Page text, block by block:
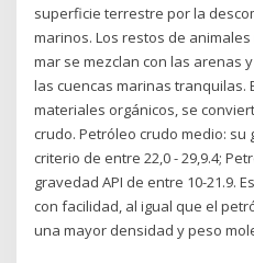
superficie terrestre por la
marinos. Los restos de
mar se mezclan con las arenas
las cuencas marinas tranquilas.
materiales orgánicos, se
crudo. Petróleo crudo medio: su
criterio de entre 22,0 - 29,9.4;
gravedad API de entre 10-21.9.
con facilidad, al igual que el
una mayor densidad y peso